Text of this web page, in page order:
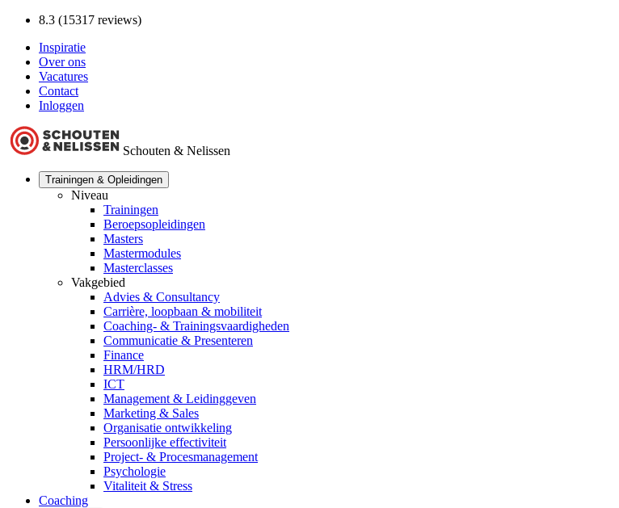
8.3 (15317 reviews)
Inspiratie
Over ons
Vacatures
Contact
Inloggen
Schouten & Nelissen
Trainingen & Opleidingen
Niveau
Trainingen
Beroepsopleidingen
Masters
Mastermodules
Masterclasses
Vakgebied
Advies & Consultancy
Carrière, loopbaan & mobiliteit
Coaching- & Trainingsvaardigheden
Communicatie & Presenteren
Finance
HRM/HRD
ICT
Management & Leidinggeven
Marketing & Sales
Organisatie ontwikkeling
Persoonlijke effectiviteit
Project- & Procesmanagement
Psychologie
Vitaliteit & Stress
Coaching